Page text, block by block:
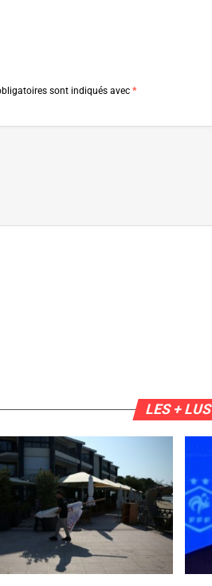
sont indiqués avec *
LES + LUS